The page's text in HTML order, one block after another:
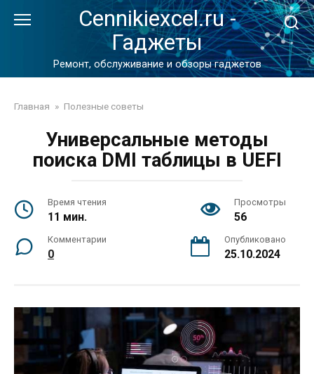
Cennikiexcel.ru -
Гаджеты
Ремонт, обслуживание и обзоры гаджетов
Главная » Полезные советы
Универсальные методы
поиска DMI таблицы в UEFI
Время чтения
11 мин.
Просмотры
56
Комментарии
0
Опубликовано
25.10.2024